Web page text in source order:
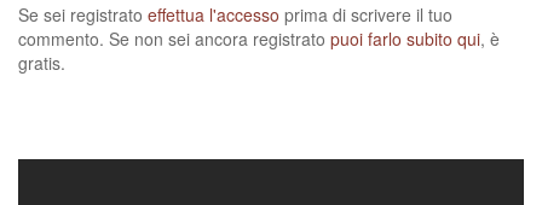
Se sei registrato effettua l'accesso prima di scrivere il tuo
commento. Se non sei ancora registrato puoi farlo subito qui, è
gratis.